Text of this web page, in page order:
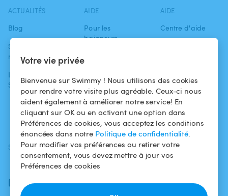
Votre vie privée
Bienvenue sur Swimmy ! Nous utilisons des cookies
pour rendre votre visite plus agréable. Ceux-ci nous
aident également à améliorer notre service! En
cliquant sur OK ou en activant une option dans
Préférences de cookies, vous acceptez les conditions
énoncées dans notre Politique de confidentialité.
Pour modifier vos préférences ou retirer votre
consentement, vous devez mettre à jour vos
Préférences de cookies
ACTUALITÉS
Blog
Swimmy dans les
médias
L'aventure
Swimmy
AIDE
Pour les
baigneurs
Louer ma piscine
Comment ça
marche ?
AIDE
Centre d'aide
confidentialité
Mentions légales
SUIVEZ-NOUS
Facebook
Instagram
TÉLÉCHARGEZ L'APP